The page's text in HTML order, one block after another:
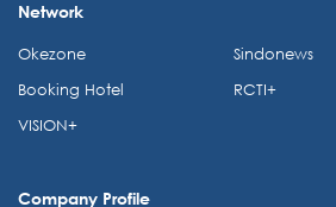
Network
Okezone
Booking Hotel
VISION+
Sindonews
RCTI+
Company Profile